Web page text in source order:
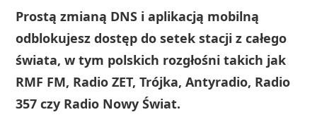
Prostą zmianą DNS i aplikacją mobilną
odblokujesz dostęp do setek stacji z całego
świata, w tym polskich rozgłośni takich jak
RMF FM, Radio ZET, Trójka, Antyradio, Radio
357 czy Radio Nowy Świat.